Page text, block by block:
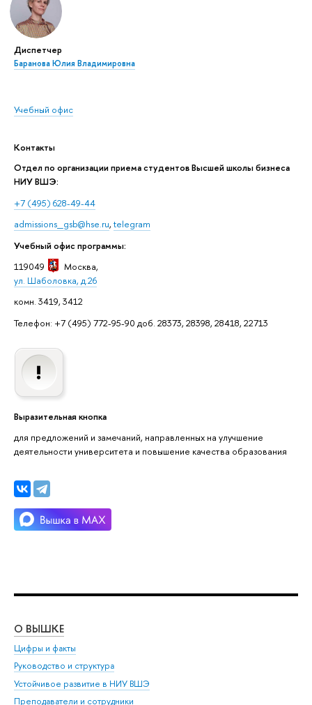
Диспетчер
Баранова Юлия Владимировна
Учебный офис
Контакты
Отдел по организации приема студентов Высшей школы бизнеса
НИУ ВШЭ:
+7 (495) 628-49-44
admissions_gsb@hse.ru, telegram
Учебный офис программы:
119049
Москва,
ул. Шаболовка, д.26
комн. 3419, 3412
Телефон: +7 (495) 772-95-90 доб. 28373, 28398, 28418, 22713
Выразительная кнопка
для предложений и замечаний, направленных на улучшение
деятельности университета и повышение качества образования
О ВЫШКЕ
Цифры и факты
Руководство и структура
Устойчивое развитие в НИУ ВШЭ
Преподаватели и сотрудники